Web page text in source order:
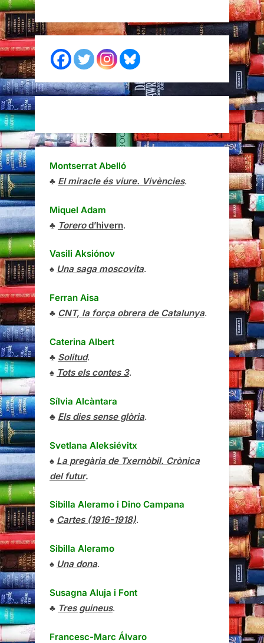
Montserrat Abelló
♣ El miracle és viure. Vivències.
Miquel Adam
♣ Torerod’hivern.
Vasili Aksiónov
♠ Una saga moscovita.
Ferran Aisa
♣ CNT, la força obrera de Catalunya.
Caterina Albert
♣ Solitud.
♠ Tots els contes 3.
Sílvia Alcàntara
♣ Els dies sense glòria.
Svetlana Aleksiévitx
♠ La pregària de Txernòbil. Crònica
del futur.
Sibilla Aleramo i Dino Campana
♠ Cartes (1916-1918).
Sibilla Aleramo
♠ Una dona.
Susagna Aluja i Font
♣ Tres guineus.
Francesc-Marc Álvaro